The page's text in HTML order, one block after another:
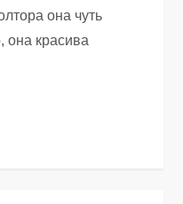
она чуть
, она красива